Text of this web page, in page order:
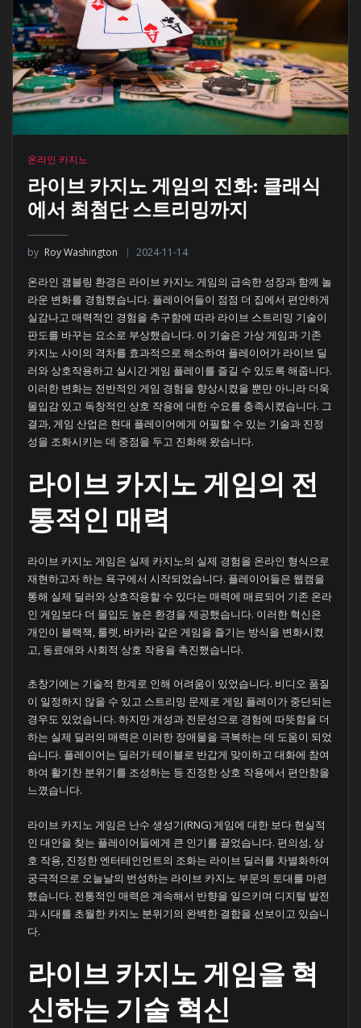
온라인 카지노
라이브 카지노 게임의 진화: 클래식
에서 최첨단 스트리밍까지
by Roy Washington 2024-11-14
온라인 갬블링 환경은 라이브 카지노 게임의 급속한 성장과 함께 놀
라운 변화를 경험했습니다. 플레이어들이 점점 더 집에서 편안하게
실감나고 매력적인 경험을 추구함에 따라 라이브 스트리밍 기술이
판도를 바꾸는 요소로 부상했습니다. 이 기술은 가상 게임과 기존
카지노 사이의 격차를 효과적으로 해소하여 플레이어가 라이브 딜
러와 상호작용하고 실시간 게임 플레이를 즐길 수 있도록 해줍니다.
이러한 변화는 전반적인 게임 경험을 향상시켰을 뿐만 아니라 더욱
몰입감 있고 독창적인 상호 작용에 대한 수요를 충족시켰습니다. 그
결과, 게임 산업은 현대 플레이어에게 어필할 수 있는 기술과 진정
성을 조화시키는 데 중점을 두고 진화해 왔습니다.
라이브 카지노 게임의 전
통적인 매력
라이브 카지노 게임은 실제 카지노의 실제 경험을 온라인 형식으로
재현하고자 하는 욕구에서 시작되었습니다. 플레이어들은 웹캠을
통해 실제 딜러와 상호작용할 수 있다는 매력에 매료되어 기존 온라
인 게임보다 더 몰입도 높은 환경을 제공했습니다. 이러한 혁신은
개인이 블랙잭, 룰렛, 바카라 같은 게임을 즐기는 방식을 변화시켰
고, 동료애와 사회적 상호 작용을 촉진했습니다.
초창기에는 기술적 한계로 인해 어려움이 있었습니다. 비디오 품질
이 일정하지 않을 수 있고 스트리밍 문제로 게임 플레이가 중단되는
경우도 있었습니다. 하지만 개성과 전문성으로 경험에 따뜻함을 더
하는 실제 딜러의 매력은 이러한 장애물을 극복하는 데 도움이 되었
습니다. 플레이어는 딜러가 테이블로 반갑게 맞이하고 대화에 참여
하여 활기찬 분위기를 조성하는 등 진정한 상호 작용에서 편안함을
느꼈습니다.
라이브 카지노 게임은 난수 생성기(RNG) 게임에 대한 보다 현실적
인 대안을 찾는 플레이어들에게 큰 인기를 끌었습니다. 편의성, 상
호 작용, 진정한 엔터테인먼트의 조화는 라이브 딜러를 차별화하여
궁극적으로 오늘날의 번성하는 라이브 카지노 부문의 토대를 마련
했습니다. 전통적인 매력은 계속해서 반향을 일으키며 디지털 발전
과 시대를 초월한 카지노 분위기의 완벽한 결합을 선보이고 있습니
다.
라이브 카지노 게임을 혁
신하는 기술 혁신